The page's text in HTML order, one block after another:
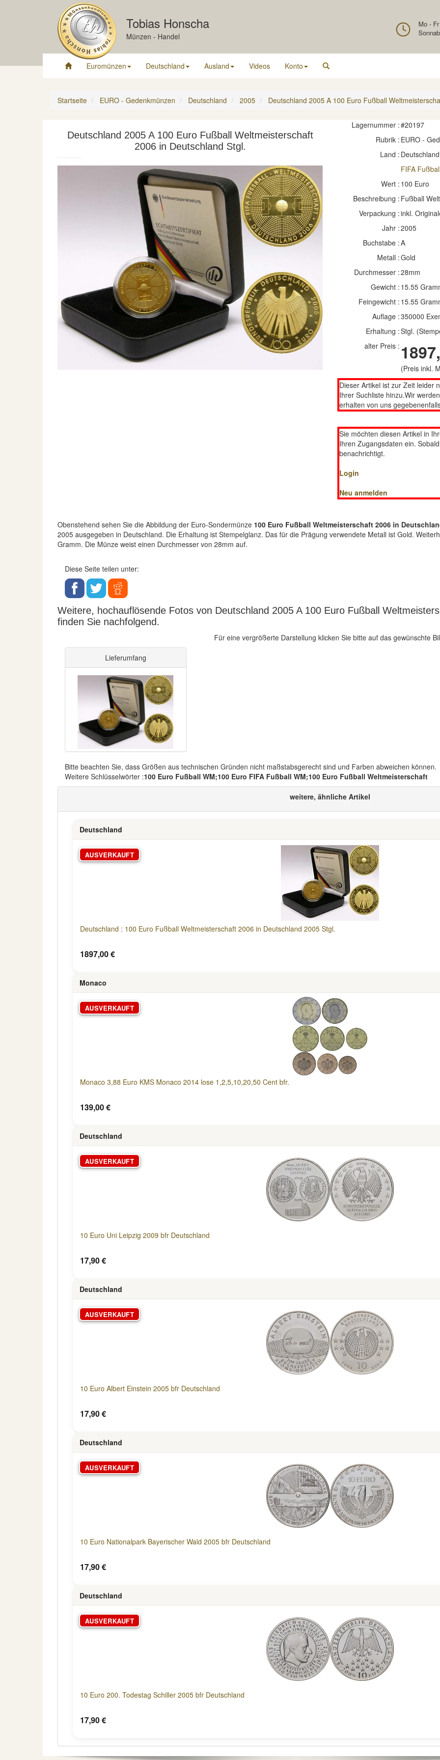
Tobias Honscha
Münzen - Handel
Mo -
Euromünzen Deutschland Ausland Videos Konto
Startseite EURO - Gedenkmünzen Deutschland 2005 Deutschland 2005 A 100 Euro Fußball
Deutschland 2005 A 100 Euro Fußball Weltmeisterschaft
2006 in Deutschland Stgl.
Lagernummer :#20197
Rubrik : EURO -
Land : Deutschland
FIFA
Wert : 100 Euro
Beschreibung : Fußball
Verpackung :inkl.
Jahr :2005
Buchstabe :A
Metall :Gold
Durchmesser :28mm
Gewicht : 15.55
Feingewicht : 15.55
Auflage :350000
Erhaltung :Stgl.
alter Preis :
(Preis inkl.
Dieser Artikel ist zur Zeit leider
Ihrer Suchliste hinzu.Wir
erhalten von uns
Sie möchten diesen Artikel in
Ihren Zugangsdaten ein.
benachrichtigt.
Login
Neu anmelden
Obenstehend sehen Sie die Abbildung der Euro-Sondermünze 100 Euro Fußball Weltmeisterschaft 2006 in
2005 ausgegeben in Deutschland. Die Erhaltung ist Stempelglanz. Das für die Prägung verwendete Metall ist Gold.
Gramm. Die Münze weist einen Durchmesser von 28mm auf.
Diese Seite teilen unter:
Weitere, hochauflösende Fotos von Deutschland 2005 A 100 Euro Fußball
finden Sie nachfolgend.
Für eine vergrößerte Darstellung klicken Sie bitte auf das gewünschte
Lieferumfang
Bitte beachten Sie, dass Größen aus technischen Gründen nicht maßstabsgerecht sind und Farben abweichen können.
Weitere Schlüsselwörter :100 Euro Fußball WM;100 Euro FIFA Fußball WM;100 Euro Fußball Weltmeisterschaft
weitere, ähnliche Artikel
Deutschland
AUSVERKAUFT
Deutschland : 100 Euro Fußball Weltmeisterschaft 2006 in Deutschland 2005 Stgl.
1897,00 €
Monaco
AUSVERKAUFT
Monaco 3,88 Euro KMS Monaco 2014 lose 1,2,5,10,20,50 Cent bfr.
139,00 €
Deutschland
AUSVERKAUFT
10 Euro Uni Leipzig 2009 bfr Deutschland
17,90 €
Deutschland
AUSVERKAUFT
10 Euro Albert Einstein 2005 bfr Deutschland
17,90 €
Deutschland
AUSVERKAUFT
10 Euro Nationalpark Bayerischer Wald 2005 bfr Deutschland
17,90 €
Deutschland
AUSVERKAUFT
10 Euro 200. Todestag Schiller 2005 bfr Deutschland
17,90 €